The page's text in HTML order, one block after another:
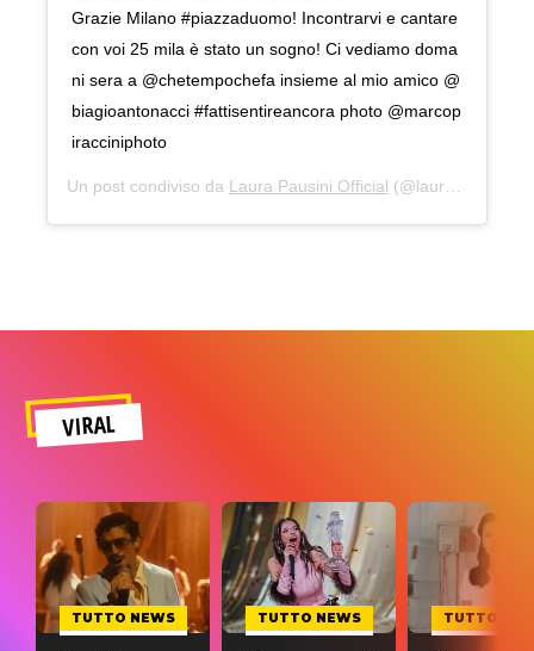
Grazie Milano #piazzaduomo! Incontrarvi e cantare
con voi 25 mila è stato un sogno! Ci vediamo doma
ni sera a @chetempochefa insieme al mio amico @
biagioantonacci #fattisentireancora photo @marcop
iracciniphoto
Un post condiviso da Laura Pausini Official (@laurapausini) in data:
VIRAL
TUTTO NEWS TUTTO NEWS TUTTO